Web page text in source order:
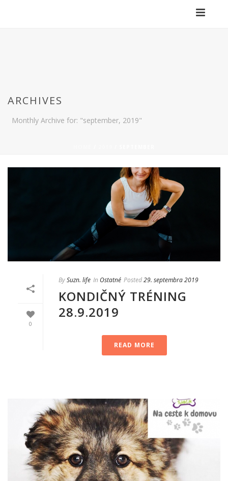
ARCHIVES
Monthly Archive for: "september, 2019"
0
BySuzn. life In Ostatné Posted29. septembra 2019
KONDIČNÝ TRÉNING
28.9.2019
READ MORE